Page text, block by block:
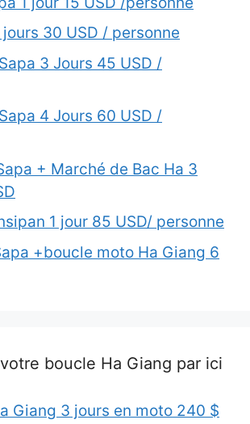
30 USD / personne
3 Jours 45 USD /
4 Jours 60 USD /
+ Marché de Bac Ha 3
1 jour 85 USD/ personne
+boucle moto Ha Giang 6
boucle Ha Giang par ici
Giang 3 jours en moto 240 $